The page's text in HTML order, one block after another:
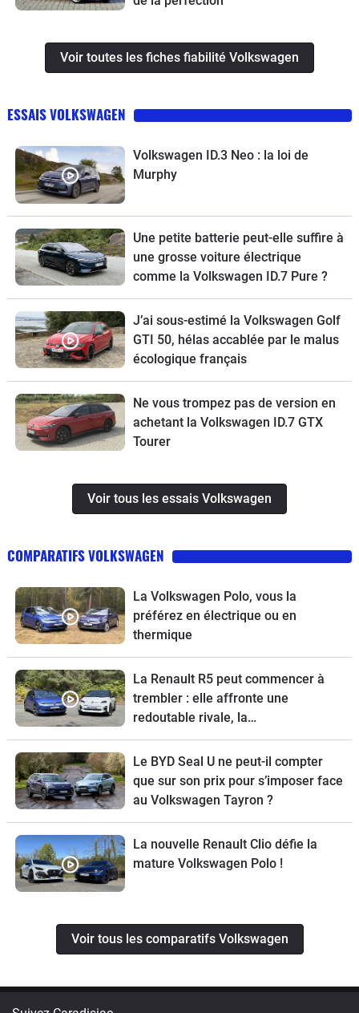
Voir toutes les fiches fiabilité Volkswagen
ESSAIS VOLKSWAGEN
Volkswagen ID.3 Neo : la loi de
Murphy
Une petite batterie peut-elle suffire à
une grosse voiture électrique
comme la Volkswagen ID.7 Pure ?
J’ai sous-estimé la Volkswagen Golf
GTI 50, hélas accablée par le malus
écologique français
Ne vous trompez pas de version en
achetant la Volkswagen ID.7 GTX
Tourer
Voir tous les essais Volkswagen
COMPARATIFS VOLKSWAGEN
La Volkswagen Polo, vous la
préférez en électrique ou en
thermique
La Renault R5 peut commencer à
trembler : elle affronte une
redoutable rivale, la
Volkswagen ID.Polo
Le BYD Seal U ne peut-il compter
que sur son prix pour s’imposer face
au Volkswagen Tayron ?
La nouvelle Renault Clio défie la
mature Volkswagen Polo !
Voir tous les comparatifs Volkswagen